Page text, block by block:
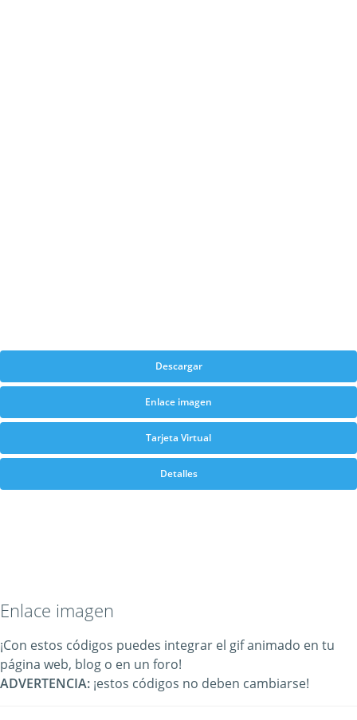
Descargar
Enlace imagen
Tarjeta Virtual
Detalles
Enlace imagen
¡Con estos códigos puedes integrar el gif animado en tu
página web, blog o en un foro!
ADVERTENCIA: ¡estos códigos no deben cambiarse!